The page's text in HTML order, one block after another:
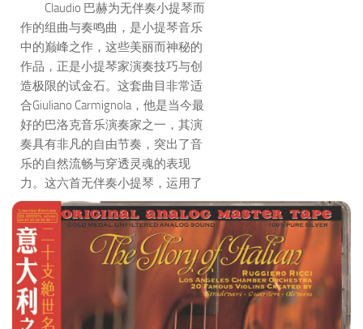
Claudio 巴赫为无伴奏小提琴而
作的组曲与奏鸣曲，是小提琴音乐
中的巅峰之作，这些美丽而神秘的
作品，正是小提琴家演奏技巧与创
造极限的试金石。这套曲目非常适
合Giuliano Carmignola，他是当今最
好的巴洛克音乐演奏家之一，其演
奏具有非凡的自由节奏，突出了音
乐的自然流畅与穿透灵魂的表现
力。这六首无伴奏小提琴，运用了
当时小提琴认为无法演奏的技术，
为小提琴独奏作品中的巅峰之作，
知名小提琴皆以挑战这套作品为毕
生职志。
Giuliano Carmignola的这版录
音，让巴赫的巅峰之作焕发出更多
人文气息和复古的美感。特别是三